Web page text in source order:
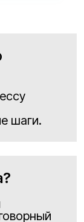
шаги.